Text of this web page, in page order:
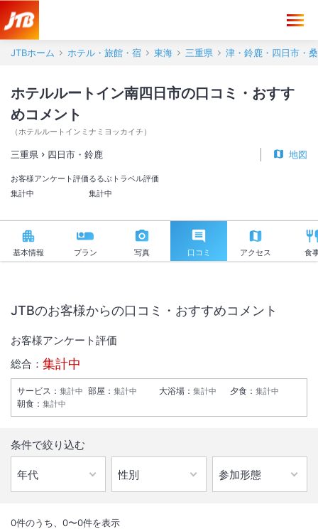
JTBホーム ホテル・旅館・宿 東海 三重県 津・鈴鹿・四日市・
ホテルルートイン南四日市の口コミ・おすす
めコメント
（ホテルルートインミナミヨッカイチ ）
三重県 四日市・鈴鹿 地図
お客様アンケート評価
集計中
るるぶトラベル評価
集計中
基本情報 プラン 写真 口コミ アクセス 食
JTBのお客様からの口コミ・おすすめコメント
お客様アンケート評価
総合： 集計中
サービス ： 集計中 部屋 ： 集計中 大浴場 ： 集計中 夕食 ： 集計中
朝食 ： 集計中
条件で絞り込む
0件のうち、 0〜0件を表示